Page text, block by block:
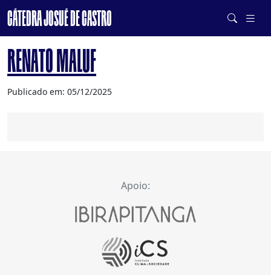
CÁTEDRA JOSUÉ DE CASTRO
DE SISTEMAS ALIMENTARES SAUDÁVEIS E SUSTENTÁVEIS
RENATO MALUF
Publicado em: 05/12/2025
Apoio: